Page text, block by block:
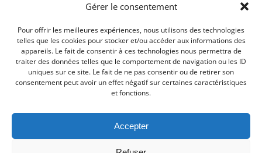
Gérer le consentement
Pour offrir les meilleures expériences, nous utilisons des technologies
telles que les cookies pour stocker et/ou accéder aux informations des
appareils. Le fait de consentir à ces technologies nous permettra de
traiter des données telles que le comportement de navigation ou les ID
uniques sur ce site. Le fait de ne pas consentir ou de retirer son
consentement peut avoir un effet négatif sur certaines caractéristiques
et fonctions.
Accepter
04 66 88 01 05